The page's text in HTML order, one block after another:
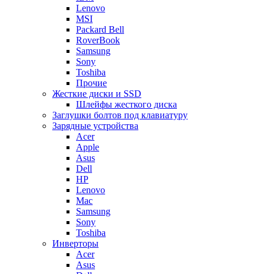
Lenovo
MSI
Packard Bell
RoverBook
Samsung
Sony
Toshiba
Прочие
Жесткие диски и SSD
Шлейфы жесткого диска
Заглушки болтов под клавиатуру
Зарядные устройства
Acer
Apple
Asus
Dell
HP
Lenovo
Mac
Samsung
Sony
Toshiba
Инверторы
Acer
Asus